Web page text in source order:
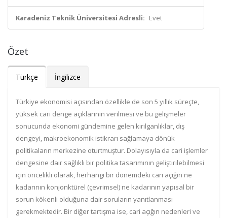
Karadeniz Teknik Üniversitesi Adresli: Evet
Özet
Türkçe İngilizce
Türkiye ekonomisi açısından özellikle de son 5 yıllık süreçte,
yüksek cari denge açıklarının verilmesi ve bu gelişmeler
sonucunda ekonomi gündemine gelen kırılganlıklar, dış
dengeyi, makroekonomik istikrarı sağlamaya dönük
politikaların merkezine oturtmuştur. Dolayısıyla da cari işlemler
dengesine dair sağlıklı bir politika tasarımının geliştirilebilmesi
için öncelikli olarak, herhangi bir dönemdeki cari açığın ne
kadarının konjonktürel (çevrimsel) ne kadarının yapısal bir
sorun kökenli olduğuna dair soruların yanıtlanması
gerekmektedir. Bir diğer tartışma ise, cari açığın nedenleri ve